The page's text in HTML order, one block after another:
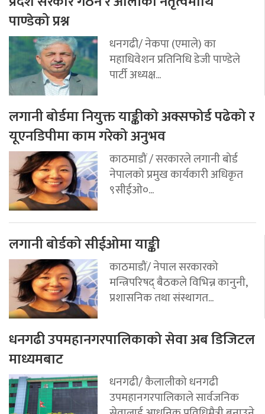
पाण्डेको प्रश्न
धनगढी/ नेकपा (एमाले) का
महाधिवेशन प्रतिनिधि डेजी पाण्डेले
पार्टी अध्यक्ष...
लगानी बोर्डमा नियुक्त याङ्कीको अक्सफोर्ड पढेको र
यूएनडिपीमा काम गरेको अनुभव
काठमाडौं / सरकारले लगानी बोर्ड
नेपालको प्रमुख कार्यकारी अधिकृत
९सीईओ०...
लगानी बोर्डको सीईओमा याङ्की
काठमाडौं/ नेपाल सरकारको
मन्त्रिपरिषद् बैठकले विभिन्न कानुनी,
प्रशासनिक तथा संस्थागत...
धनगढी उपमहानगरपालिकाको सेवा अब डिजिटल
माध्यमबाट
धनगढी/ कैलालीको धनगढी
उपमहानगरपालिकाले सार्वजनिक